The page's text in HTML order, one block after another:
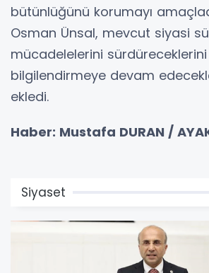
bütünlüğünü korumayı
Osman Ünsal, mevcut siyasi
mücadelelerini
bilgilendirmeye devam
ekledi.
Haber: Mustafa DURAN /
Siyaset